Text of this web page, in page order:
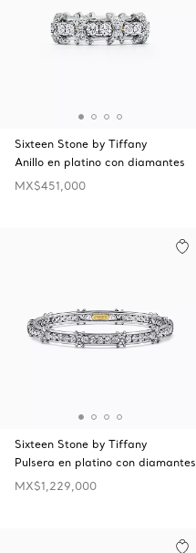
Sixteen Stone by Tiffany
Anillo en platino con diamantes
MX$451,000
Sixteen Stone by Tiffany
Pulsera en platino con diamantes
MX$1,229,000